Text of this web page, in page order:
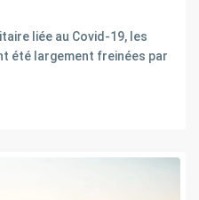
liée au Covid-19, les
été largement freinées par